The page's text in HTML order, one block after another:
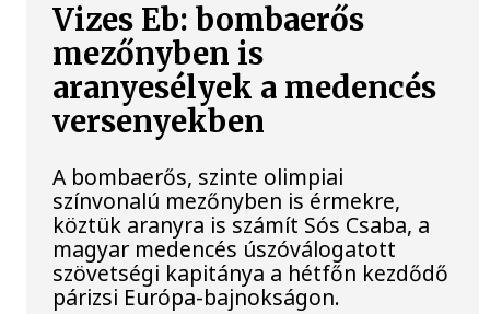
Vizes Eb: bombaerős
mezőnyben is
aranyesélyek a medencés
versenyekben
A bombaerős, szinte olimpiai
színvonalú mezőnyben is érmekre,
köztük aranyra is számít Sós Csaba, a
magyar medencés úszóválogatott
szövetségi kapitánya a hétfőn kezdődő
párizsi Európa-bajnokságon.